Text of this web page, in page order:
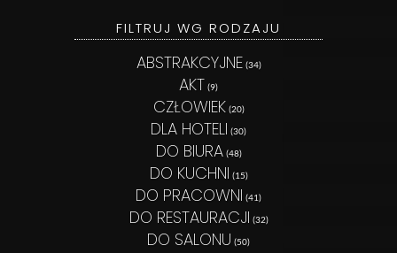
FILTRUJ WG RODZAJU
ABSTRAKCYJNE (34)
AKT (9)
CZŁOWIEK (20)
DLA HOTELI (30)
DO BIURA (48)
DO KUCHNI (15)
DO PRACOWNI (41)
DO RESTAURACJI (32)
DO SALONU (50)